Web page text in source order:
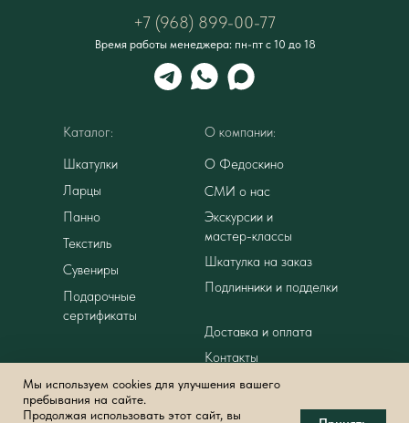
+7 (968) 899-00-77
Время работы менеджера: пн-пт с 10 до 18
Каталог:
Шкатулки
Ларцы
Панно
Текстиль
Сувениры
Подарочные
сертификаты
Намекнуть на
подарок
О компании:
О Федоскино
Контакты
Экскурсии и
мастер-классы
Подлинники и подделки
Доставка и оплата
Шкатулка на заказ
Политика
СМИ о нас
Мы используем cookies для улучшения вашего
пребывания на сайте.
Продолжая использовать этот сайт, вы